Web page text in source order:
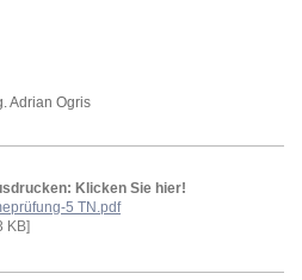
Adrian Ogris
Klicken Sie hier!
5 TN.pdf
KB]